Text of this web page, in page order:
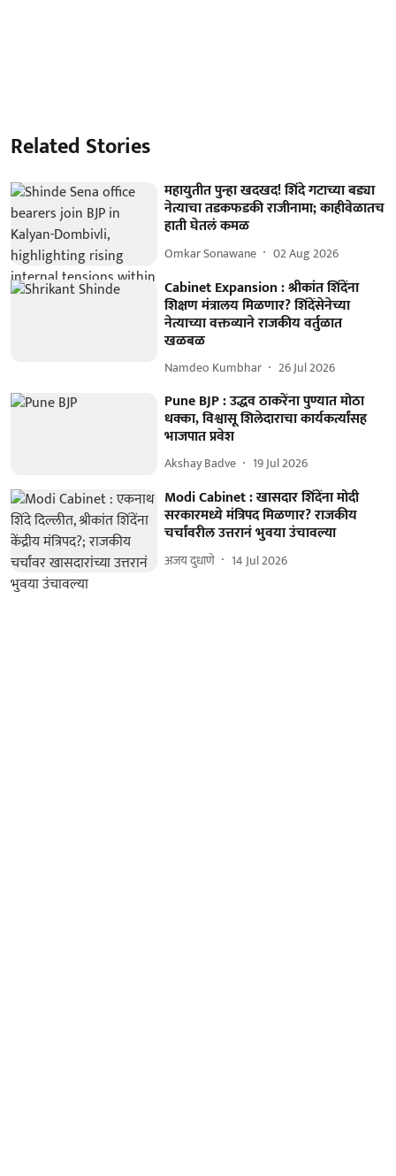
Related Stories
महायुतीत पुन्हा खदखद! शिंदे गटाच्या बड्या
नेत्याचा तडकफडकी राजीनामा; काहीवेळातच
हाती घेतलं कमळ
Omkar Sonawane 02 Aug 2026
Cabinet Expansion : श्रीकांत शिंदेंना
शिक्षण मंत्रालय मिळणार? शिंदेंसेनेच्या
नेत्याच्या वक्तव्याने राजकीय वर्तुळात
खळबळ
Namdeo Kumbhar 26 Jul 2026
Pune BJP : उद्धव ठाकरेंना पुण्यात मोठा
धक्का, विश्वासू शिलेदाराचा कार्यकर्त्यांसह
भाजपात प्रवेश
Akshay Badve 19 Jul 2026
Modi Cabinet : खासदार शिंदेंना मोदी
सरकारमध्ये मंत्रिपद मिळणार? राजकीय
चर्चांवरील उत्तरानं भुवया उंचावल्या
अजय दुधाणे 14 Jul 2026